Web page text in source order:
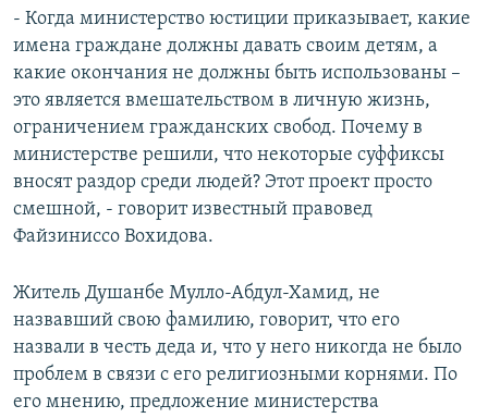
- Когда министерство юстиции приказывает, какие
имена граждане должны давать своим детям, а
какие окончания не должны быть использованы –
это является вмешательством в личную жизнь,
ограничением гражданских свобод. Почему в
министерстве решили, что некоторые суффиксы
вносят раздор среди людей? Этот проект просто
смешной, - говорит известный правовед
Файзиниссо Вохидова.
Житель Душанбе Мулло-Абдул-Хамид, не
назвавший свою фамилию, говорит, что его
назвали в честь деда и, что у него никогда не было
проблем в связи с его религиозными корнями. По
его мнению, предложение министерства